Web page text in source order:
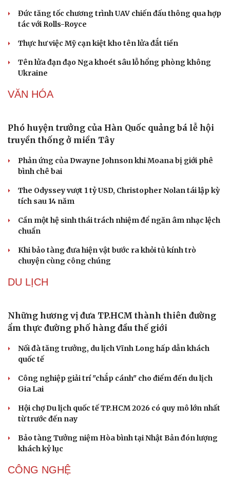
Sức khỏe
Dinh dưỡng - món ngon
Sản phụ khoa
Nhi khoa
Nam khoa
Phòng mạch online
Đời sống
Tình yêu - Gia đình
Đức tăng tốc chương trình UAV chiến đấu thông qua hợp
tác với Rolls-Royce
Thực hư việc Mỹ cạn kiệt kho tên lửa đắt tiền
Tên lửa đạn đạo Nga khoét sâu lỗ hổng phòng không
Ukraine
VĂN HÓA
truyền thống ở miền Tây
bình chê bai
tích sau 14 năm
Cần một hệ sinh thái trách nhiệm để ngăn âm nhạc lệch
Khi bảo tàng đưa hiện vật bước ra khỏi tủ kính trò
chuyện cùng công chúng
DU LỊCH
Những hương vị đưa TP.HCM thành thiên đường
ẩm thực đường phố hàng đầu thế giới
quốc tế